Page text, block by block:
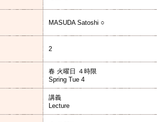
MASUDA Satoshi ○
2
春 火曜日 ４時限
Spring Tue 4
講義
Lecture